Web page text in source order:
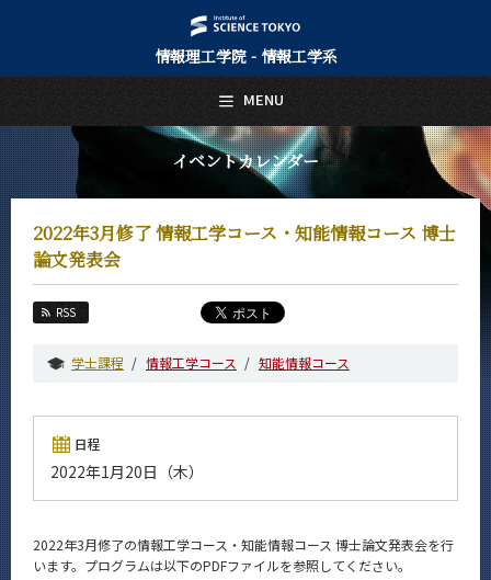
情報理工学院 - 情報工学系
イベントカレンダー
2022年3月修了 情報工学コース・知能情報コース 博士
論文発表会
RSS
学士課程 情報工学コース 知能情報コース
日程
2022年1月20日（木）
2022年3月修了の情報工学コース・知能情報コース 博士論文発表会を行
います。プログラムは以下のPDFファイルを参照してください。
MENU
日本語 English
トップページ
Top Page
情報工学系について
About Us
教育
Education
教員・研究室
Faculty and Laboratories
未来
Admissions
News
イベントカレンダー
Event Calendar